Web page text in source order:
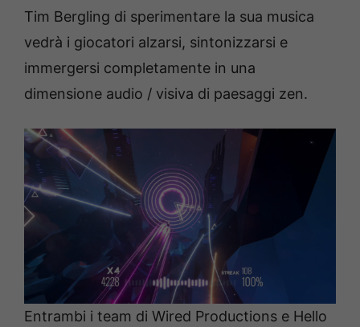
Tim Bergling di sperimentare la sua musica
vedrà i giocatori alzarsi, sintonizzarsi e
immergersi completamente in una
dimensione audio / visiva di paesaggi zen.
Entrambi i team di Wired Productions e Hello